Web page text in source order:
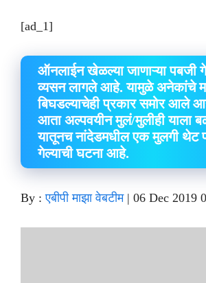
[ad_1]
ऑनलाईन खेळल्या जाणाऱ्या पबजी
व्यसन लागले आहे. यामुळे अनेकांचे
बिघडल्याचेही प्रकार समोर आले
आता अल्पवयीन मुलं/मुलीही याला
यातूनच नांदेडमधील एक मुलगी थेट
गेल्याची घटना आहे.
By :एबीपी माझा वेबटीम | 06 Dec 2019